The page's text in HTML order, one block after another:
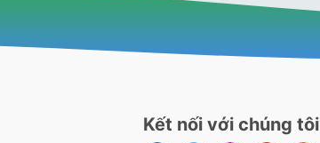
Kết nối với chúng tôi